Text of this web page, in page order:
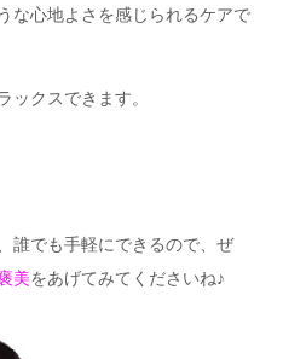
な心地よさを感じられるケアで
ックスできます。
誰でも手軽にできるので、ぜ
美をあげてみてくださいね♪